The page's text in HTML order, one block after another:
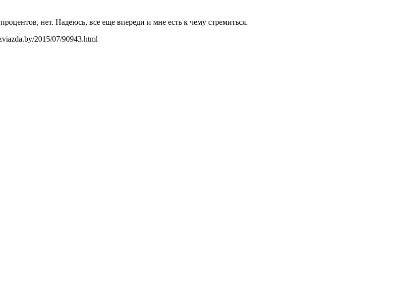
нет. Надеюсь, все еще впереди и мне есть к чему стремиться.
2015/07/90943.html